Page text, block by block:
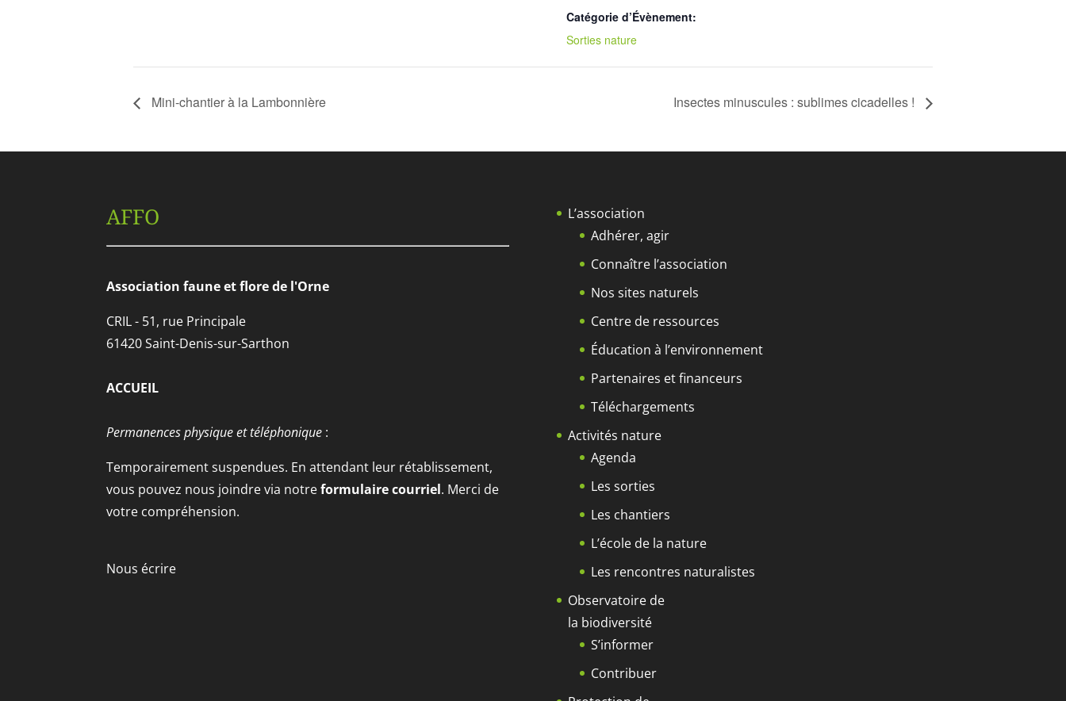
Catégorie d’Évènement:
Sorties nature
Mini-chantier à la Lambonnière Insectes minuscules : sublimes cicadelles !
AFFO
Association faune et flore de l'Orne
CRIL - 51, rue Principale
61420 Saint-Denis-sur-Sarthon
ACCUEIL
Permanences physique et téléphonique :
Temporairement suspendues. En attendant leur rétablissement,
vous pouvez nous joindre via notreformulaire courriel. Merci de
votre compréhension.
Nous écrire
L’association
Adhérer, agir
Connaître l’association
Nos sites naturels
Centre de ressources
Éducation à l’environnement
Partenaires et financeurs
Téléchargements
Activités nature
Agenda
Les sorties
Les chantiers
L’école de la nature
Les rencontres naturalistes
Observatoire de
la biodiversité
S’informer
Contribuer